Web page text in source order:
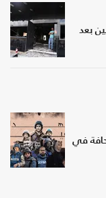
بعد
في